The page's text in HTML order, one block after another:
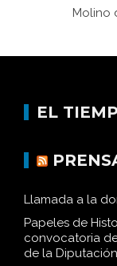
Molino
EL
Llamada a la
Papeles de
convocatoria
de la Diputación